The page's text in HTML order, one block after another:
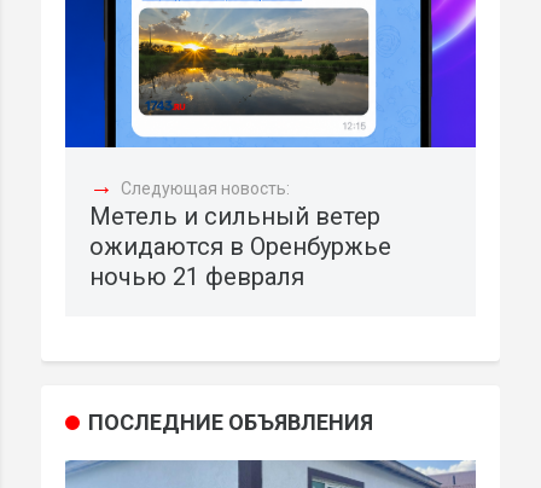
→ Следующая новость:
Метель и сильный ветер
ожидаются в Оренбуржье
ночью 21 февраля
ПОСЛЕДНИЕ ОБЪЯВЛЕНИЯ